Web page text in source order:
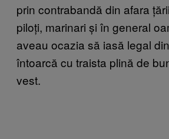
prin contrabandă din afara
piloți, marinari și în general
aveau ocazia să iasă legal
întoarcă cu traista plină de
vest.